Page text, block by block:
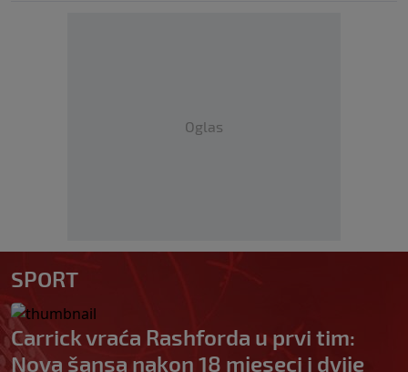
Oglas
SPORT
Carrick vraća Rashforda u prvi tim:
Nova šansa nakon 18 mjeseci i dvije